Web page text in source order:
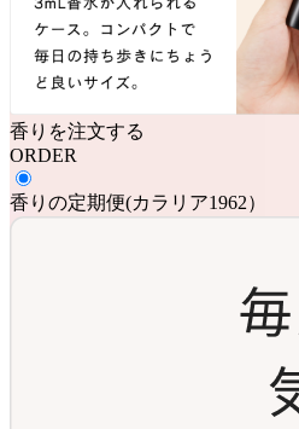
香りを注文する
ORDER
香りの定期便(カラリア1962）